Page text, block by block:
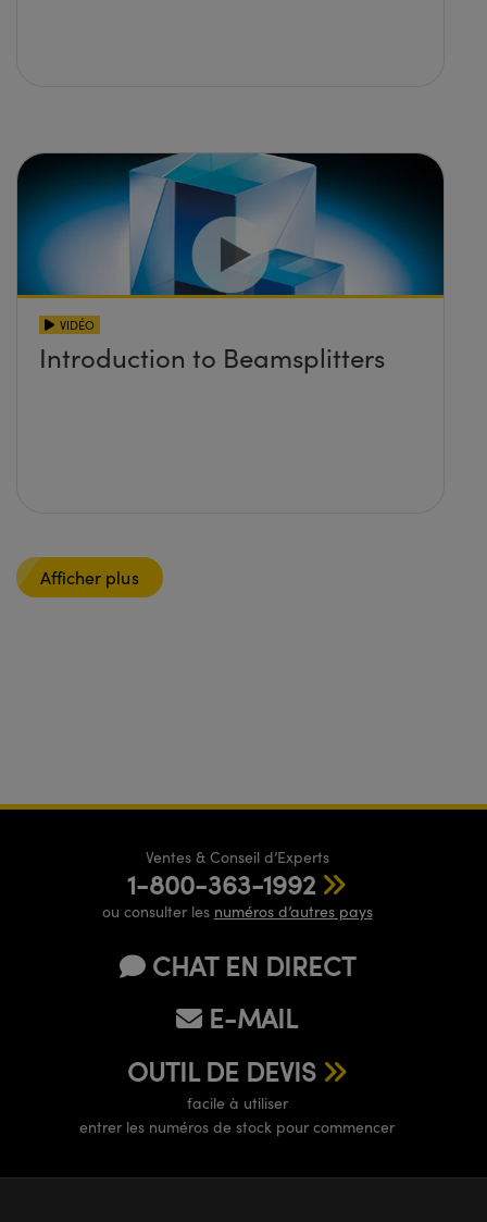
VIDÉO
Introduction to Beamsplitters
Afficher plus
Ventes & Conseil d’Experts
1-800-363-1992
ou consulter les numéros d’autres pays
CHAT EN DIRECT
E-MAIL
OUTIL DE DEVIS
facile à utiliser
entrer les numéros de stock pour commencer